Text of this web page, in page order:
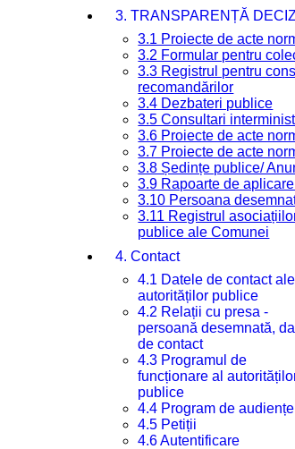
3. TRANSPARENȚĂ
3.1 Proiecte de acte
3.2 Formular pentru
3.3 Registrul pentru
recomandărilor
3.4 Dezbateri publice
3.5 Consultari
3.6 Proiecte de acte
3.7 Proiecte de acte
3.8 Ședințe publice/
3.9 Rapoarte de
3.10 Persoana
3.11 Registrul
publice ale Comunei
4. Contact
4.1 Datele de contact ale
autorităților publice
4.2 Relații cu presa -
persoană desemnată,
de contact
4.3 Programul de
funcționare al
publice
4.4 Program de audiențe
4.5 Petiții
4.6 Autentificare